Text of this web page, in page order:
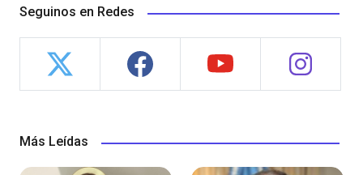
Seguinos en Redes
Más Leídas